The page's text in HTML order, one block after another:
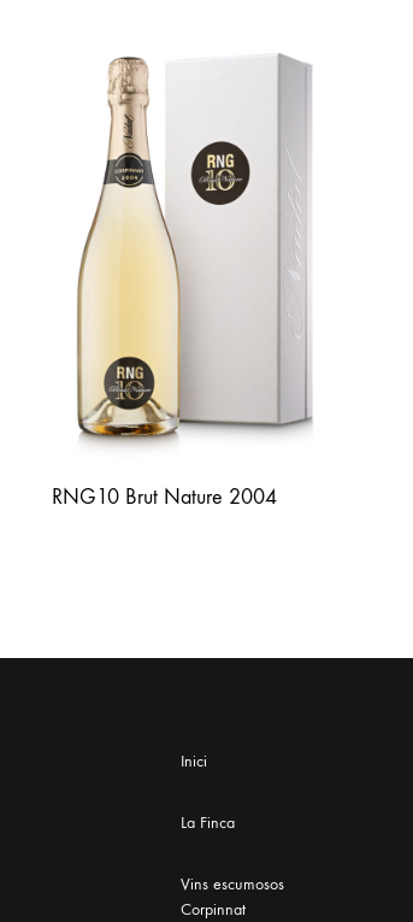
RNG10 Brut Nature 2004
Inici
La Finca
Vins escumosos
Corpinnat